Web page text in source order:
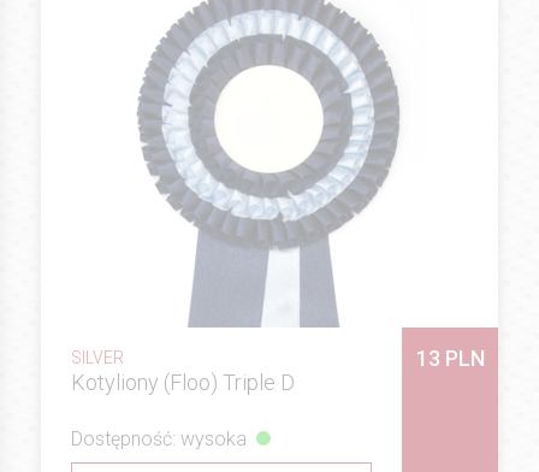
SILVER
Kotyliony (Floo) Triple D
13 PLN
Dostępność: wysoka